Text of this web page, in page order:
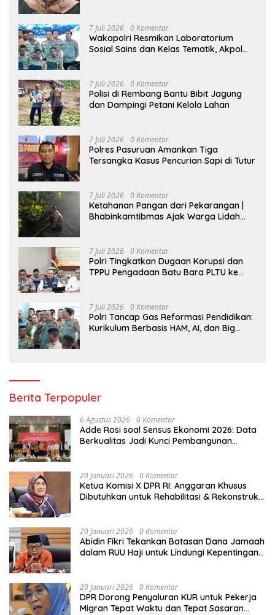
7 Juli 2026 0 Komentar
Wakapolri Resmikan Laboratorium
Sosial Sains dan Kelas Tematik, Akpol
7 Juli 2026 0 Komentar
Polisi di Rembang Bantu Bibit Jagung
dan Dampingi Petani Kelola Lahan
7 Juli 2026 0 Komentar
Polres Pasuruan Amankan Tiga
Tersangka Kasus Pencurian Sapi di Tutur
7 Juli 2026 0 Komentar
Ketahanan Pangan dari Pekarangan |
Bhabinkamtibmas Ajak Warga Lidah
7 Juli 2026 0 Komentar
Polri Tingkatkan Dugaan Korupsi dan
TPPU Pengadaan Batu Bara PLTU ke
7 Juli 2026 0 Komentar
Polri Tancap Gas Reformasi Pendidikan:
Kurikulum Berbasis HAM, AI, dan Big
Berita Terpopuler
6 Agustus 2026 0 Komentar
Adde Rosi soal Sensus Ekonomi 2026: Data
Berkualitas Jadi Kunci Pembangunan
20 Januari 2026 0 Komentar
Ketua Komisi X DPR RI: Anggaran Khusus
Dibutuhkan untuk Rehabilitasi & Rekonstruksi
20 Januari 2026 0 Komentar
Abidin Fikri Tekankan Batasan Dana Jamaah
dalam RUU Haji untuk Lindungi Kepentingan
20 Januari 2026 0 Komentar
DPR Dorong Penyaluran KUR untuk Pekerja
Migran Tepat Waktu dan Tepat Sasaran